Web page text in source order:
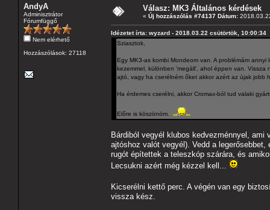
AndyA
Adminisztrátor
Fórumfüggő
Nem elérhető
Hozzászólások: 27118
Válasz: MK3 Általános kérdések
« Új hozzászólás #74137 Dátum:
Idézetet írta: wyzard - 2018.03.22 csütörtök, 10:00:34
Sziasztok,
Egy MK3-as kombi Mondeom van. A problémám
kezemmel, különben 'megáll', ahol éppen van.
ajtó, vagy ha cserélném őket akkor azért az újak jobb
Ha érdemes cserélni, akkor Cromax-ból tud valaki
Előre is köszönöm.
Bárdiból vegyél klubos kedvezménnyel,
ajtóshoz valót vegyél). Vedd a
rugót építettek a teleszkóp szárára, és
Lecsukni azért még kézzel kell...
Kicserélni kettő perc. A végén van egy
vissza kész.